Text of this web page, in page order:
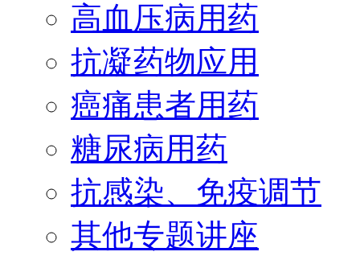
高血压病用药
抗凝药物应用
癌痛患者用药
糖尿病用药
抗感染、免疫调节
其他专题讲座